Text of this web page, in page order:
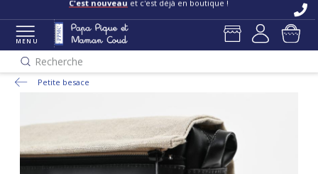
C'est nouveau et c'est déjà en boutique !
MENU
Recherche
Petite besace